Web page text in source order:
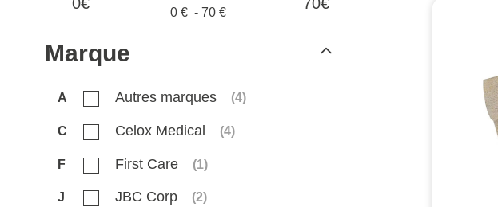
0 € - 70 €
Marque
A Autres marques (4)
C Celox Medical (4)
F First Care (1)
J JBC Corp (2)